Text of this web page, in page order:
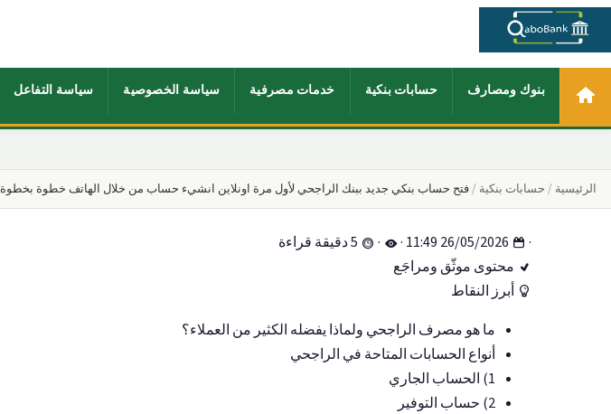
بنوك ومصارف حسابات بنكية خدمات مصرفية سياسة الخصوصية سياسة التفاعل
الرئيسية حسابات بنكية فتح حساب بنكي جديد ببنك الراجحي لأول مرة اونلاين انشيء حساب من خلال الهاتف خطوة بخطوة
·
·
·
محتوى موثّق ومراجَع
أبرز النقاط
ما هو مصرف الراجحي ولماذا يفضله الكثير من العملاء؟
أنواع الحسابات المتاحة في الراجحي
1) الحساب الجاري
2) حساب التوفير